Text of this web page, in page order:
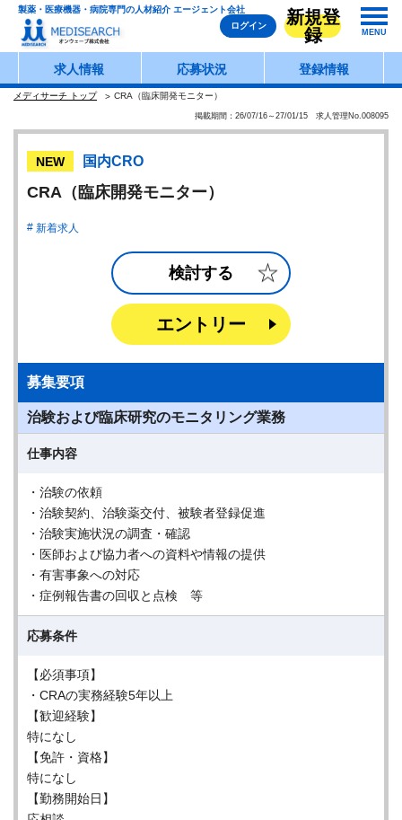
製薬・医療機器・病院専門の人材紹介 エージェント会社
ログイン
新規登
録
MENU
求人情報 応募状況 登録情報
メディサーチ トップ CRA（臨床開発モニター）
掲載期間：26/07/16～27/01/15 求人管理No.008095
NEW 国内CRO
CRA（臨床開発モニター）
新着求人
検討する
エントリー
募集要項
治験および臨床研究のモニタリング業務
仕事内容
・治験の依頼
・治験契約、治験薬交付、被験者登録促進
・治験実施状況の調査・確認
・医師および協力者への資料や情報の提供
・有害事象への対応
・症例報告書の回収と点検 等
応募条件
【必須事項】
・CRAの実務経験5年以上
【歓迎経験】
特になし
【免許・資格】
特になし
【勤務開始日】